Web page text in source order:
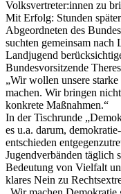
Volksvertreter:innen zu
Mit Erfolg: Stunden
Abgeordneten des
suchten gemeinsam nach
Landjugend
Bundesvorsitzende
„Wir wollen unsere
machen. Wir bringen
konkrete Maßnahmen.“
In der Tischrunde
es u.a. darum,
entschieden
Jugendverbänden täglich
Bedeutung von Vielfalt
klares Nein zu